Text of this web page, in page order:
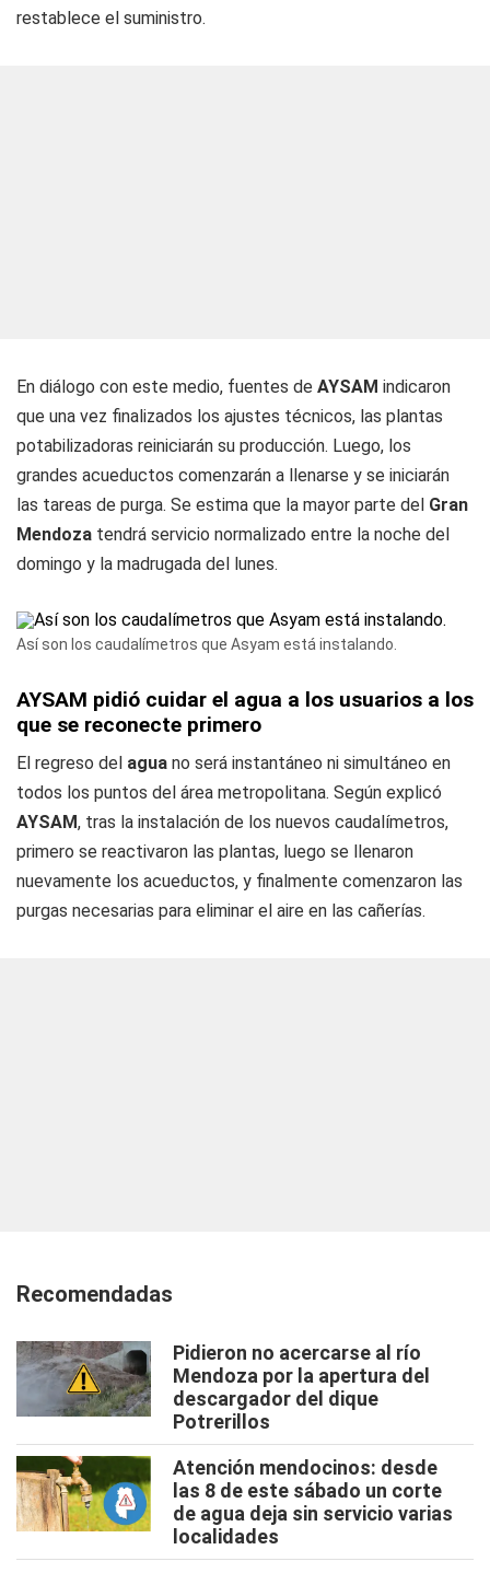
restablece el suministro.
En diálogo con este medio, fuentes de AYSAM indicaron
que una vez finalizados los ajustes técnicos, las plantas
potabilizadoras reiniciarán su producción. Luego, los
grandes acueductos comenzarán a llenarse y se iniciarán
las tareas de purga. Se estima que la mayor parte del Gran
Mendoza tendrá servicio normalizado entre la noche del
domingo y la madrugada del lunes.
Así son los caudalímetros que Asyam está instalando.
AYSAM pidió cuidar el agua a los usuarios a los
que se reconecte primero
El regreso del agua no será instantáneo ni simultáneo en
todos los puntos del área metropolitana. Según explicó
AYSAM, tras la instalación de los nuevos caudalímetros,
primero se reactivaron las plantas, luego se llenaron
nuevamente los acueductos, y finalmente comenzaron las
purgas necesarias para eliminar el aire en las cañerías.
Recomendadas
Pidieron no acercarse al río
Mendoza por la apertura del
descargador del dique
Potrerillos
Atención mendocinos: desde
las 8 de este sábado un corte
de agua deja sin servicio varias
localidades